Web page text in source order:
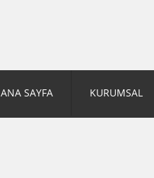
ANA SAYFA KURUMSAL